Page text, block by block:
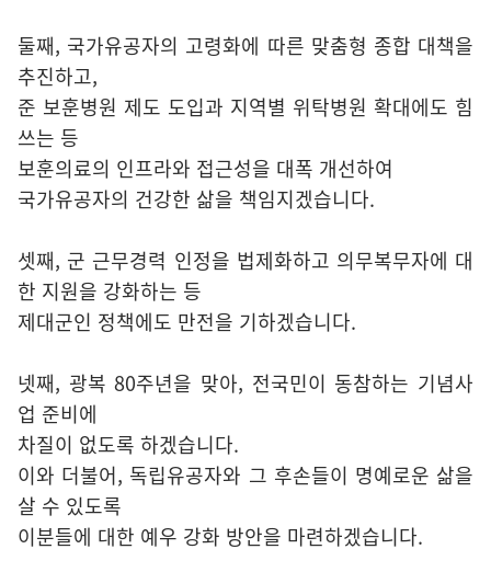
둘째, 국가유공자의 고령화에 따른 맞춤형 종합 대책을
추진하고,
준 보훈병원 제도 도입과 지역별 위탁병원 확대에도 힘
쓰는 등
보훈의료의 인프라와 접근성을 대폭 개선하여
국가유공자의 건강한 삶을 책임지겠습니다.
셋째, 군 근무경력 인정을 법제화하고 의무복무자에 대
한 지원을 강화하는 등
제대군인 정책에도 만전을 기하겠습니다.
넷째, 광복 80주년을 맞아, 전국민이 동참하는 기념사
업 준비에
차질이 없도록 하겠습니다.
이와 더불어, 독립유공자와 그 후손들이 명예로운 삶을
살 수 있도록
이분들에 대한 예우 강화 방안을 마련하겠습니다.